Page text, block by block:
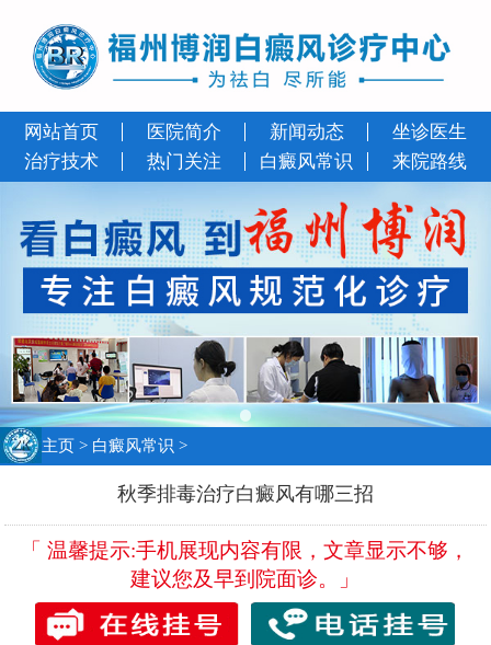
网站首页 医院简介 新闻动态
坐诊医生
治疗技术
热门关注 白癜风常识 来院路线
主页 > 白癜风常识 >
秋季排毒治疗白癜风有哪三招
「 温馨提示:手机展现内容有限，文章显示不够，
建议您及早到院面诊。」